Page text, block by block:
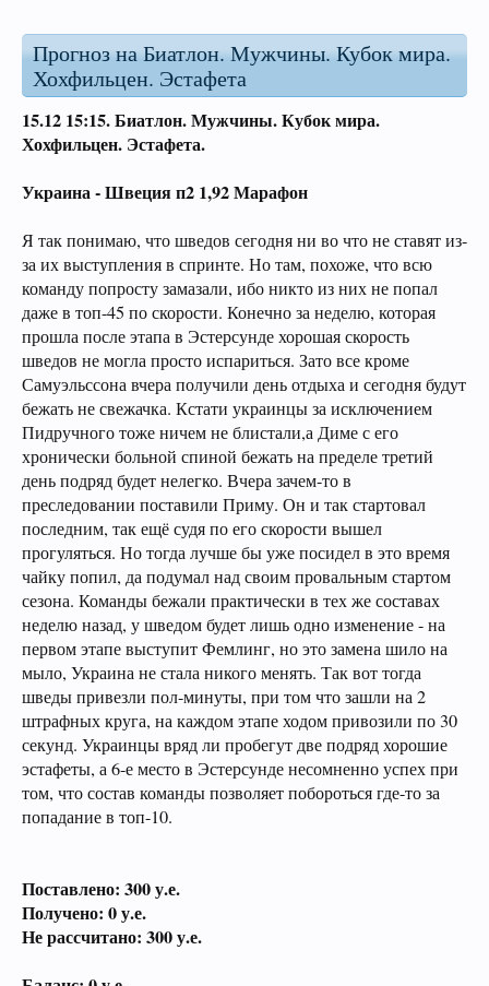
Прогноз на Биатлон. Мужчины. Кубок мира.
Хохфильцен. Эстафета
15.12 15:15.Биатлон. Мужчины. Кубок мира.
Хохфильцен. Эстафета.
Украина - Швеция п2 1,92 Марафон
Я так понимаю, что шведов сегодня ни во что не ставят из-
за их выступления в спринте. Но там, похоже, что всю
команду попросту замазали, ибо никто из них не попал
даже в топ-45 по скорости. Конечно за неделю, которая
прошла после этапа в Эстерсунде хорошая скорость
шведов не могла просто испариться. Зато все кроме
Самуэльссона вчера получили день отдыха и сегодня будут
бежать не свежачка. Кстати украинцы за исключением
Пидручного тоже ничем не блистали,а Диме с его
хронически больной спиной бежать на пределе третий
день подряд будет нелегко. Вчера зачем-то в
преследовании поставили Приму. Он и так стартовал
последним, так ещё судя по его скорости вышел
прогуляться. Но тогда лучше бы уже посидел в это время
чайку попил, да подумал над своим провальным стартом
сезона. Команды бежали практически в тех же составах
неделю назад, у шведом будет лишь одно изменение - на
первом этапе выступит Фемлинг, но это замена шило на
мыло, Украина не стала никого менять. Так вот тогда
шведы привезли пол-минуты, при том что зашли на 2
штрафных круга, на каждом этапе ходом привозили по 30
секунд. Украинцы вряд ли пробегут две подряд хорошие
эстафеты, а 6-е место в Эстерсунде несомненно успех при
том, что состав команды позволяет побороться где-то за
попадание в топ-10.
Поставлено: 300 у.е.
Получено: 0 у.е.
Не рассчитано: 300 у.е.